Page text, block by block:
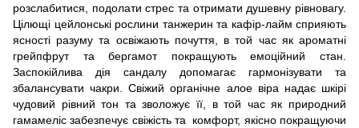
розслабитися, подолати стрес та отримати душевну рівновагу.
Цілющі цейлонські рослини танжерин та кафір-лайм сприяють
ясності разуму та освіжають почуття, в той час як ароматні
грейпфрут та бергамот покращують емоційний стан.
Заспокійлива дія сандалу допомагає гармонізувати та
збалансувати чакри. Свіжий органічне алое віра надає шкірі
чудовий рівний тон та зволожує її, в той час як природний
гамамеліс забезпечує свіжість та комфорт, якісно покращуючи